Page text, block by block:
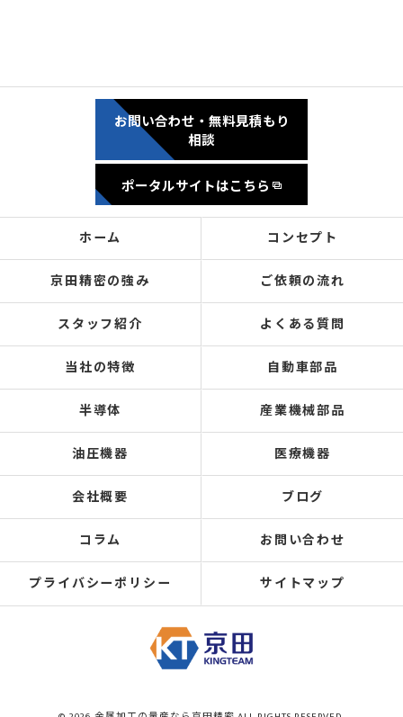
お問い合わせ・無料見積もり
相談
ポータルサイトはこちら
ホーム コンセプト
京田精密の強み ご依頼の流れ
スタッフ紹介 よくある質問
当社の特徴 自動車部品
半導体 産業機械部品
油圧機器 医療機器
会社概要 ブログ
コラム お問い合わせ
プライバシーポリシー サイトマップ